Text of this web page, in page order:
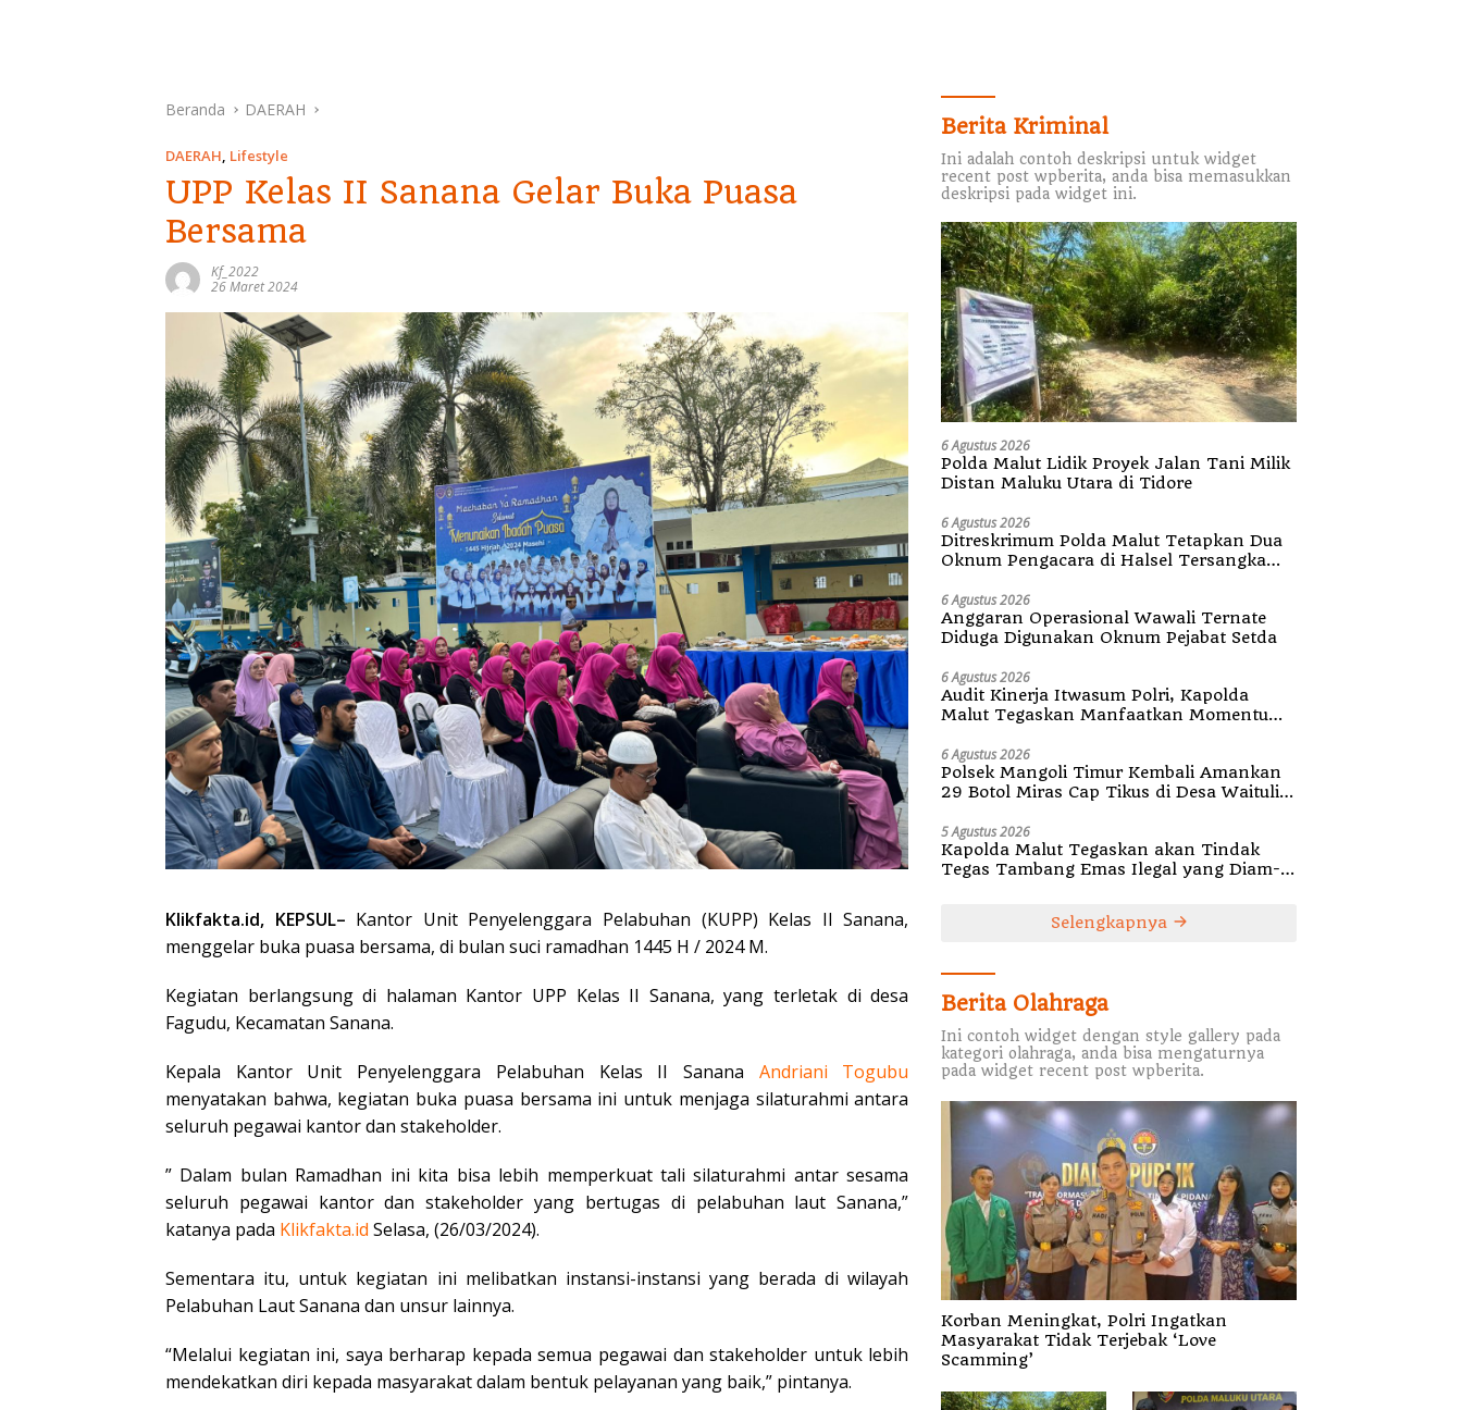
Beranda DAERAH
DAERAH, Lifestyle
UPP Kelas II Sanana Gelar Buka Puasa
Bersama
Kf_2022
26 Maret 2024
Klikfakta.id, KEPSUL– Kantor Unit Penyelenggara Pelabuhan (KUPP) Kelas II Sanana,
menggelar buka puasa bersama, di bulan suci ramadhan 1445 H / 2024 M.
Kegiatan berlangsung di halaman Kantor UPP Kelas II Sanana, yang terletak di desa
Fagudu, Kecamatan Sanana.
Kepala Kantor Unit Penyelenggara Pelabuhan Kelas II Sanana Andriani
Togubu
menyatakan bahwa, kegiatan buka puasa bersama ini untuk menjaga silaturahmi antara
seluruh pegawai kantor dan stakeholder.
” Dalam bulan Ramadhan ini kita bisa lebih memperkuat tali silaturahmi antar sesama
seluruh pegawai kantor dan stakeholder yang bertugas di pelabuhan laut Sanana,”
katanya pada Klikfakta.id Selasa, (26/03/2024).
Sementara itu, untuk kegiatan ini melibatkan instansi-instansi yang berada di wilayah
Pelabuhan Laut Sanana dan unsur lainnya.
“Melalui kegiatan ini, saya berharap kepada semua pegawai dan stakeholder untuk lebih
mendekatkan diri kepada masyarakat dalam bentuk pelayanan yang baik,” pintanya.
Berita Kriminal
Ini adalah contoh deskripsi untuk widget
recent post wpberita, anda bisa memasukkan
deskripsi pada widget ini.
6 Agustus 2026
Polda Malut Lidik Proyek Jalan Tani Milik
Distan Maluku Utara di Tidore
6 Agustus 2026
Ditreskrimum Polda Malut Tetapkan Dua
Oknum Pengacara di Halsel Tersangka
6 Agustus 2026
Anggaran Operasional Wawali Ternate
Diduga Digunakan Oknum Pejabat Setda
6 Agustus 2026
Audit Kinerja Itwasum Polri, Kapolda
Malut Tegaskan Manfaatkan Momentum
6 Agustus 2026
Polsek Mangoli Timur Kembali Amankan
29 Botol Miras Cap Tikus di Desa Waitulia
5 Agustus 2026
Kapolda Malut Tegaskan akan Tindak
Tegas Tambang Emas Ilegal yang Diam-
Selengkapnya
Berita Olahraga
Ini contoh widget dengan style gallery pada
kategori olahraga, anda bisa mengaturnya
pada widget recent post wpberita.
Korban Meningkat, Polri Ingatkan
Masyarakat Tidak Terjebak ‘Love
Scamming’